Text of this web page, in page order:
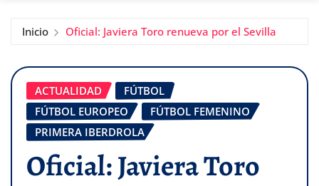
Inicio Oficial: Javiera Toro renueva por el Sevilla
ACTUALIDAD
FÚTBOL
FÚTBOL EUROPEO
FÚTBOL FEMENINO
PRIMERA IBERDROLA
Oficial: Javiera Toro